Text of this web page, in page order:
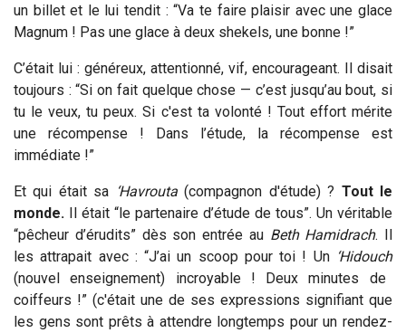
un billet et le lui tendit : “Va te faire plaisir avec une glace
Magnum ! Pas une glace à deux shekels, une bonne !”
C’était lui : généreux, attentionné, vif, encourageant. Il disait
toujours : “Si on fait quelque chose — c’est jusqu’au bout, si
tu le veux, tu peux. Si c'est ta volonté ! Tout effort mérite
une récompense ! Dans l’étude, la récompense est
immédiate !”
Et qui était sa ‘Havrouta(compagnon d'étude) ? Tout le
monde. Il était “le partenaire d’étude de tous”. Un véritable
“pêcheur d’érudits” dès son entrée au Beth Hamidrach. Il
les attrapait avec : “J’ai un scoop pour toi ! Un ‘Hidouch
(nouvel enseignement) incroyable ! Deux minutes de
coiffeurs !” (c'était une de ses expressions signifiant que
les gens sont prêts à attendre longtemps pour un rendez-